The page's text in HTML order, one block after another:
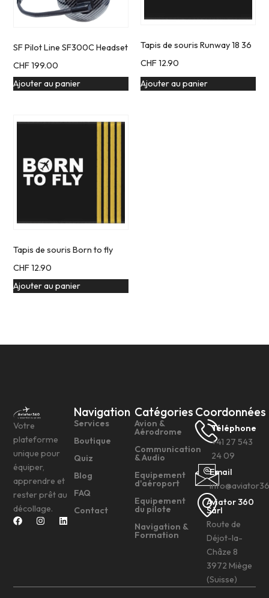
SF Pilot Line SF300C Headset
CHF199.00
Ajouter au panier
Tapis de souris Runway 18 36
CHF12.90
Ajouter au panier
Tapis de souris Born to fly
CHF12.90
Ajouter au panier
Votre
plateforme
unique pour
équiper,
apprendre et
rester prêt au
décollage.
Navigation
Services
Boutique
Quiz
Blog
FAQ
Contact
Catégories
Avion &
Aérodrome
Communication
& Audio
Equipement
d'aéroport
Equipement
du pilote
Navigation &
Formation
Coordonnées
Téléphone
+41 27 543
24 09
Email
Aviator 360
Sàrl
Route de
Déjot-la-
Châze 8
3972 Miège
(Suisse)